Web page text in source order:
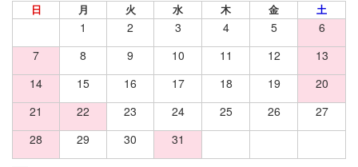
日 月 火 水 木 金 土
1 2 3 4 5
6
7
8 9 10 11 12
13
14
15 16 17 18 19
20
21
22 23 24 25 26
27
28
29 30 31